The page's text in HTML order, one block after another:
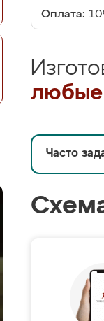
Оплата:
любые
Часто